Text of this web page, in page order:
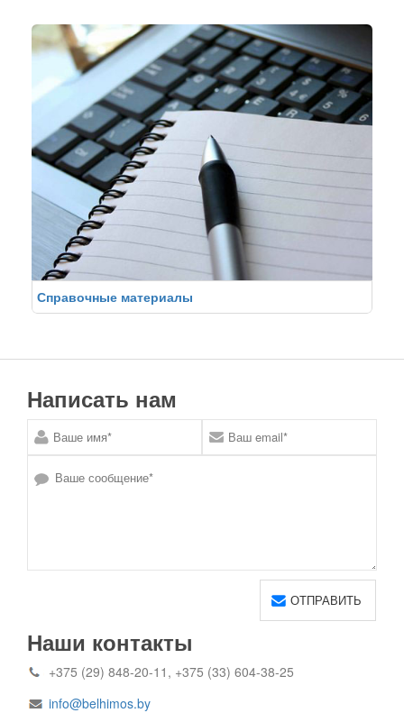
Справочные материалы
Написать нам
Наши контакты
+375 (29) 848-20-11, +375 (33) 604-38-25
info@belhimos.by